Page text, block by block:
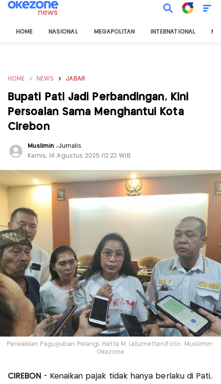
HOME NASIONAL MEGAPOLITAN INTERNATIONAL
HOME NEWS JABAR
Bupati Pati Jadi Perbandingan, Kini
Persoalan Sama Menghantui Kota
Cirebon
Muslimin,Jurnalis
Kamis, 14 Agustus 2025 |12:23 WIB
Perwakilan Paguyuban Pelangi, Hetta M. Latumetten/Foto: Muslimin-
Okezone
CIREBON - Kenaikan pajak tidak hanya berlaku di Pati,